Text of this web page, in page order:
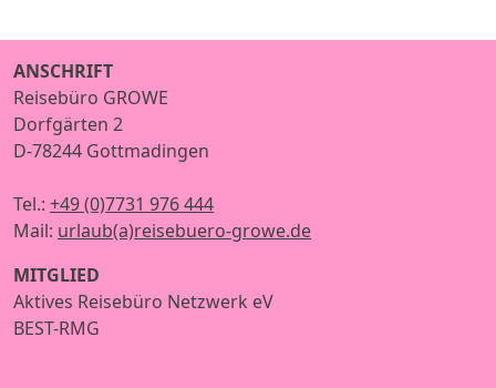
ANSCHRIFT
Reisebüro GROWE
Dorfgärten 2
D-78244 Gottmadingen
Tel.: +49 (0)7731 976 444
Mail: urlaub(a)reisebuero-growe.de
MITGLIED
Aktives Reisebüro Netzwerk eV
BEST-RMG